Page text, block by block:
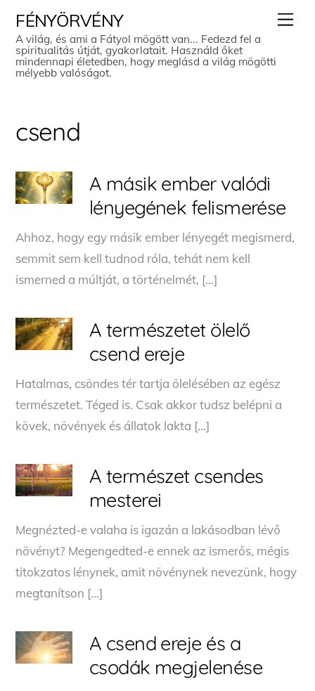
content
FÉNYÖRVÉNY
A világ, és ami a Fátyol mögött van... Fedezd fel a
spiritualitás útját, gyakorlatait. Használd őket
mindennapi életedben, hogy meglásd a világ mögötti
mélyebb valóságot.
csend
A másik ember valódi
lényegének felismerése
Ahhoz, hogy egy másik ember lényegét megismerd,
semmit sem kell tudnod róla, tehát nem kell
ismerned a múltját, a történelmét, […]
A természetet ölelő
csend ereje
Hatalmas, csöndes tér tartja ölelésében az egész
természetet. Téged is. Csak akkor tudsz belépni a
kövek, növények és állatok lakta […]
A természet csendes
mesterei
Megnézted-e valaha is igazán a lakásodban lévő
növényt? Megengedted-e ennek az ismerős, mégis
titokzatos lénynek, amit növénynek nevezünk, hogy
megtanítson […]
A csend ereje és a
csodák megjelenése